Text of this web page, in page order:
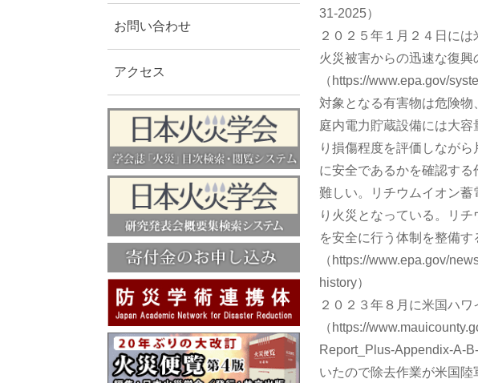
お問い合わせ
アクセス
31-2025）
２０２５年１月２４日に
火災被害からの迅速な復興
（https://www.epa.gov/
対象となる有害物は危険
庭内電力貯蔵設備には大
り損傷程度を評価しなが
に安全であるかを確認す
難しい。リチウムイオン
り火災となっている。リ
を安全に行う体制を整備す
（https://www.epa.gov/
history）
２０２３年８月に米国ハ
（https://
Report_Plus-Appendix-A-
いたので除去作業が米国